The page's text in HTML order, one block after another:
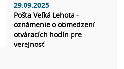
29.09.2025
Pošta Veľká Lehota -
oznámenie o obmedzení
otváracích hodín pre
verejnosť